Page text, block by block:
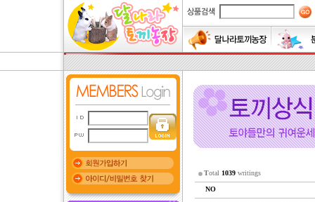
Total 1039 writings
NO